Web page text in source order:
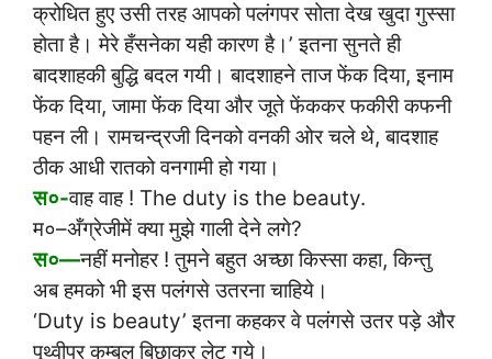
क्रोधित हुए उसी तरह आपको पलंगपर सोता देख खुदा गुस्सा
होता है। मेरे हँसनेका यही कारण है।’ इतना सुनते ही
बादशाहकी बुद्धि बदल गयी। बादशाहने ताज फेंक दिया, इनाम
फेंक दिया, जामा फेंक दिया और जूते फेंककर फकीरी कफनी
पहन ली। रामचन्द्रजी दिनको वनकी ओर चले थे, बादशाह
ठीक आधी रातको वनगामी हो गया।
स०-वाह वाह ! The duty is the beauty.
म०–अँग्रेजीमें क्या मुझे गाली देने लगे?
स०—नहीं मनोहर ! तुमने बहुत अच्छा किस्सा कहा, किन्तु
अब हमको भी इस पलंगसे उतरना चाहिये।
‘Duty is beauty’ इतना कहकर वे पलंगसे उतर पड़े और
पृथ्वीपर कम्बल बिछाकर लेट गये।